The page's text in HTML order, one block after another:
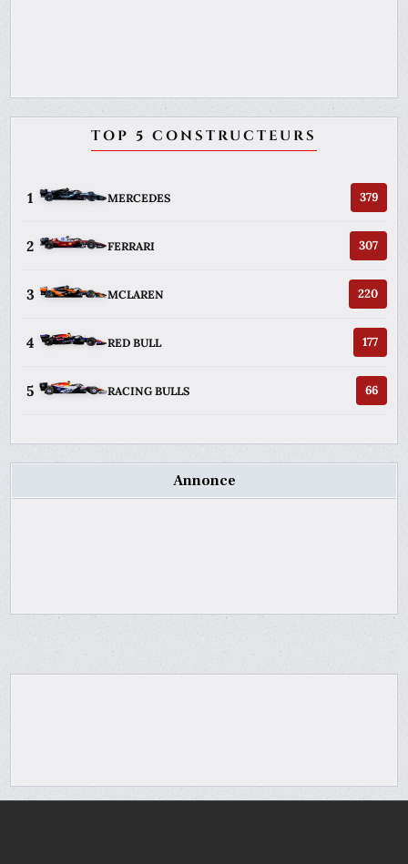
TOP 5 CONSTRUCTEURS
1 MERCEDES 379
2 FERRARI 307
3 MCLAREN 220
4 RED BULL 177
5 RACING BULLS 66
Annonce